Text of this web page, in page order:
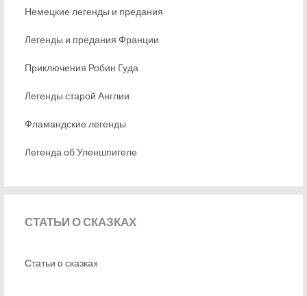
Немецкие легенды и предания
Легенды и предания Франции
Приключения Робин Гуда
Легенды старой Англии
Фламандские легенды
Легенда об Уленшпигеле
СТАТЬИО СКАЗКАХ
Статьи о сказках